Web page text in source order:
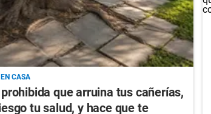
CASA
que arruina tus cañerías,
tu salud, y hace que te